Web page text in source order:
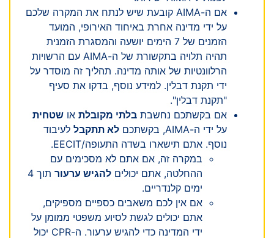
אם ה-AIMA קובעת שיש לנתח את המקרה שלכם
על ידי מדינה אחרת באיחוד האירופי, המועד
הזמנים של 7 הימים יושעה והמסגרת הזמנית
תהיה תלויה בתקשורת של ה-AIMA עם הרשויות
הרלוונטיות של אותה מדינה. תהליך זה מוסדר על
ידי תקנת דבלין. למידע נוסף, בדקו את סעיף
"תקנת דבלין".
אם בקשתכם נחשבת בלתי מקובלת או שטחית
על ידי ה-AIMA, בקשתכם
לא תתקבל לעיבוד
נוסף. אתם תישארו בשדה התעופה/EECIT.
במקרה זה, אם אתם לא מסכימים עם
ההחלטה, אתם יכולים להגיש ערעור
תוך 4
ימים קלנדריים.
אם אין לכם משאבים כספיים מספיקים,
אתם יכולים לגשת לסיוע משפטי ממומן על
ידי המדינה כדי להגיש ערעור. ה-CPR יכול